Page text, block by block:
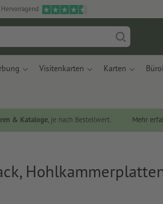
Visitenkarten Karten
& Kataloge, je nach Bestellwert. Mehr